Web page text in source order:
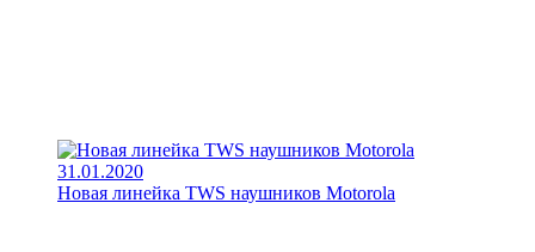
31.01.2020
Новая линейка TWS наушников Motorola